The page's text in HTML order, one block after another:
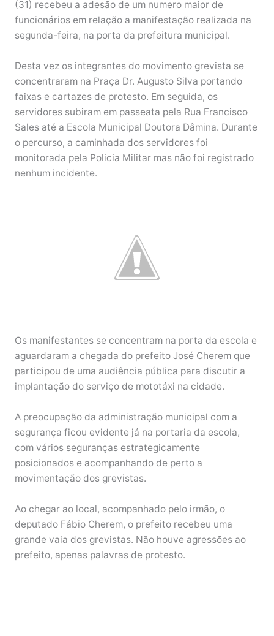
(31) recebeu a adesão de um numero maior de
funcionários em relação a manifestação realizada na
segunda-feira, na porta da prefeitura municipal.
Desta vez os integrantes do movimento grevista se
concentraram na Praça Dr. Augusto Silva portando
faixas e cartazes de protesto. Em seguida, os
servidores subiram em passeata pela Rua Francisco
Sales até a Escola Municipal Doutora Dâmina. Durante
o percurso, a caminhada dos servidores foi
monitorada pela Policia Militar mas não foi registrado
nenhum incidente.
Os manifestantes se concentram na porta da escola e
aguardaram a chegada do prefeito José Cherem que
participou de uma audiência pública para discutir a
implantação do serviço de mototáxi na cidade.
A preocupação da administração municipal com a
segurança ficou evidente já na portaria da escola,
com vários seguranças estrategicamente
posicionados e acompanhando de perto a
movimentação dos grevistas.
Ao chegar ao local, acompanhado pelo irmão, o
deputado Fábio Cherem, o prefeito recebeu uma
grande vaia dos grevistas. Não houve agressões ao
prefeito, apenas palavras de protesto.